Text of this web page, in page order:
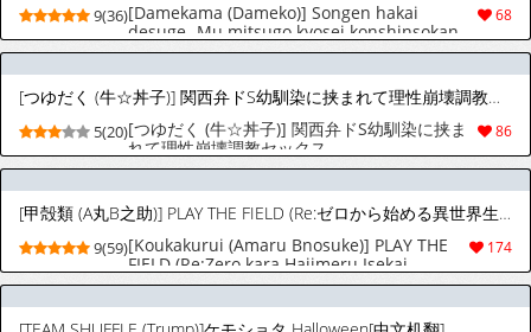
68
9(36)[Damekama (Dameko)] Songen hakai
desuge -Mu mitsugo kyosei konshinsokan-
[Digital]
[つゆだく (牛☆丼子)] 関西弁ドS幼馴染に挟まれて理性崩壊調教セックス
86
5(20)[つゆだく (牛☆丼子)] 関西弁ドS幼馴染に挟ま
れて理性崩壊調教セックス
[甲殻類 (A丸B之助)] PLAY THE FIELD (Re:ゼロから始める異世界生活) [中国翻訳] [DL版]
174
9(59)[Koukakurui (Amaru Bnosuke)] PLAY THE
FIELD (Re:Zero kara Hajimeru Isekai
Seikatsu) [Chinese] [Digital]